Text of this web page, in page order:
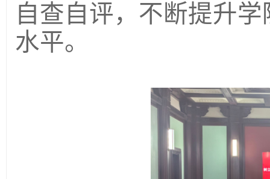
自查自评，不断提升
水平。